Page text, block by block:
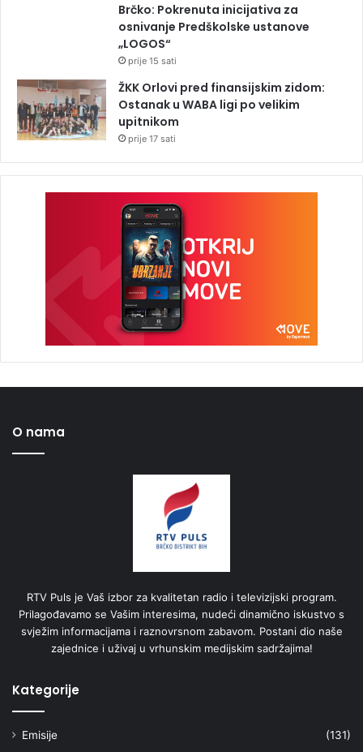
Brčko: Pokrenuta inicijativa za
osnivanje Predškolske ustanove
„LOGOS“
prije 15 sati
ŽKK Orlovi pred finansijskim zidom:
Ostanak u WABA ligi po velikim
upitnikom
prije 17 sati
O nama
RTV Puls je Vaš izbor za kvalitetan radio i televizijski program.
Prilagođavamo se Vašim interesima, nudeći dinamično iskustvo s
svježim informacijama i raznovrsnom zabavom. Postani dio naše
zajednice i uživaj u vrhunskim medijskim sadržajima!
Kategorije
Emisije
(131)